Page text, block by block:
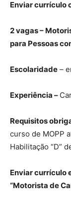
Enviar currículo
2 vagas –
para Pessoas
Escolaridade –
Experiência –
Requisitos
curso de MOPP
Habilitação “D”
Enviar currículo
“Motorista de